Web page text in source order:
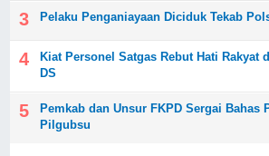
Pelaku Penganiayaan Diciduk Tekab
Kiat Personel Satgas Rebut Hati Rakyat
DS
Pemkab dan Unsur FKPD Sergai Bahas
Pilgubsu